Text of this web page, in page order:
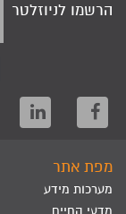
הרשמו לניוזלטר
מפת אתר
מערכות מידע